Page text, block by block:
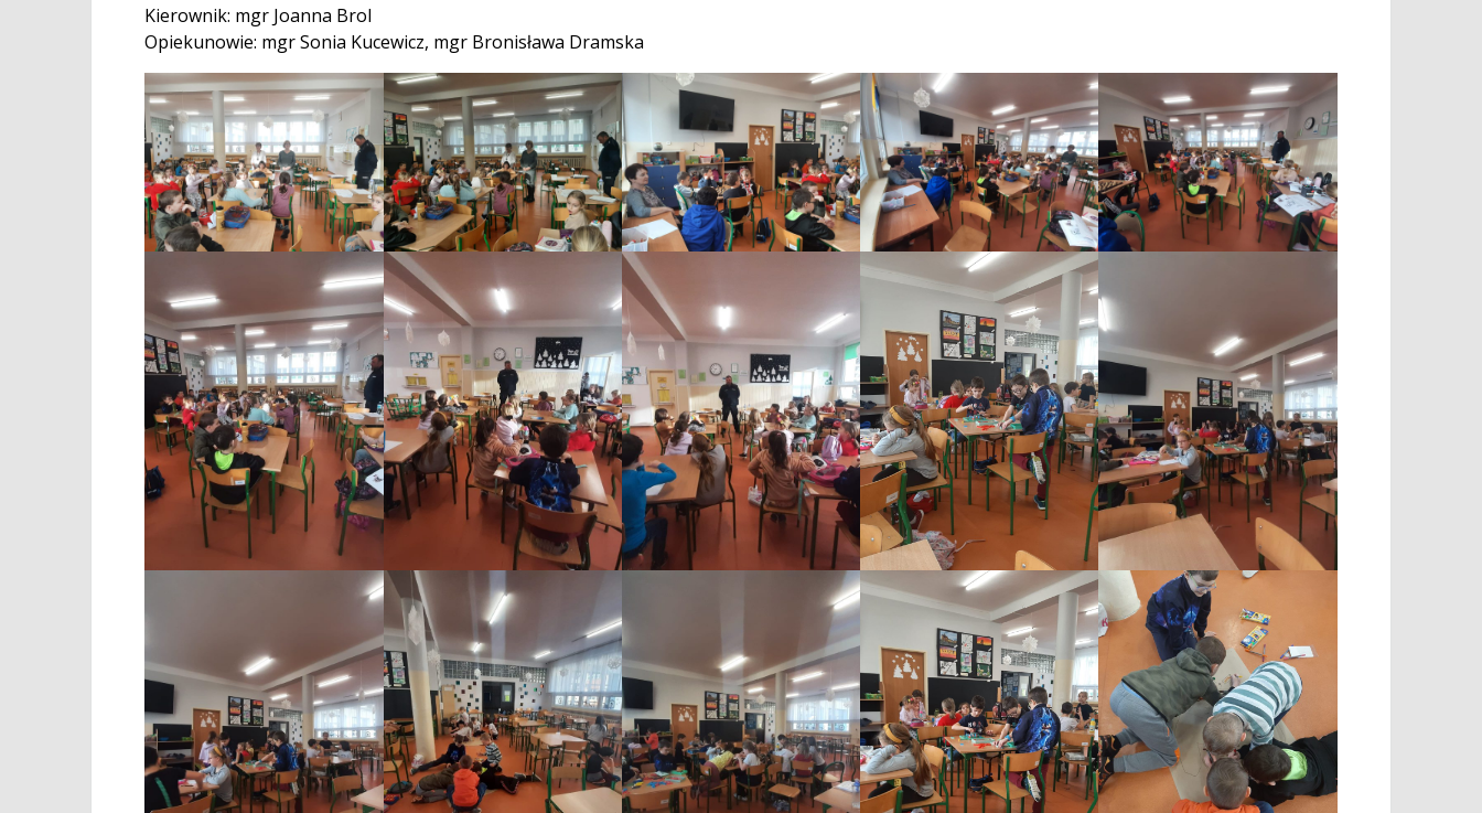
Kierownik: mgr Joanna Brol
Opiekunowie: mgr Sonia Kucewicz, mgr Bronisława Dramska